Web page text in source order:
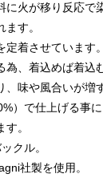
に火が移り反応で
す。
着させています。
為、着込めば着込
味や風合いが増
）で仕上げる事
。
クル。
社製を使用。